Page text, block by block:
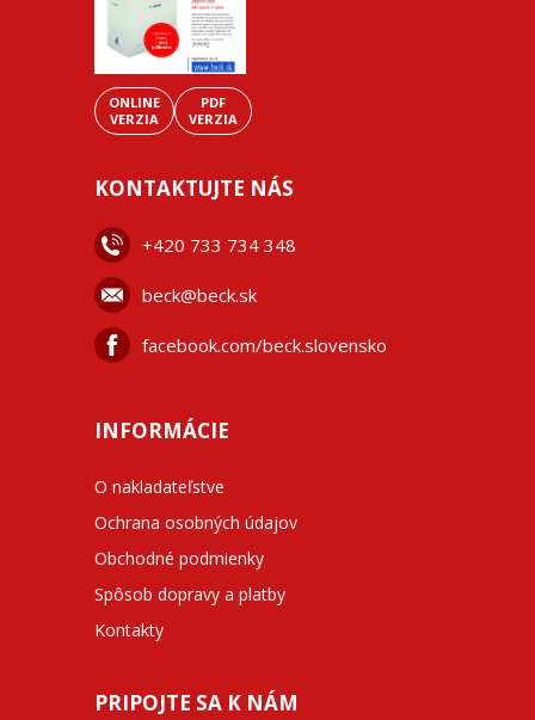
ONLINE
VERZIA
PDF
VERZIA
KONTAKTUJTE NÁS
+420 733 734 348
beck@beck.sk
facebook.com/beck.slovensko
INFORMÁCIE
O nakladateľstve
Ochrana osobných údajov
Obchodné podmienky
Spôsob dopravy a platby
Kontakty
PRIPOJTE SA K NÁM